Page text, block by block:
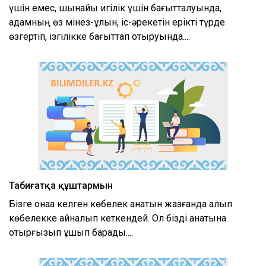
үшін емес, шынайы игілік үшін бағытталуында,
адамның өз мінез-құлқын, іс-әрекетін ерікті түрде
өзгертіп, ізгілікке бағыттап отыруында....
Табиғатқа құштармын
Бізге қонаққа келген көбелек қанатын жазғанда алып
көбелекке айналып кеткендей. Ол бізді қанатына
отырғызып ұшып барады....